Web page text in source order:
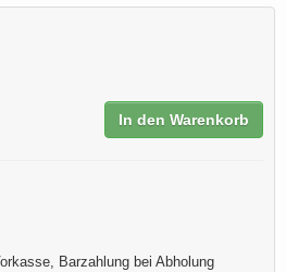
In den Warenkorb
Barzahlung bei Abholung